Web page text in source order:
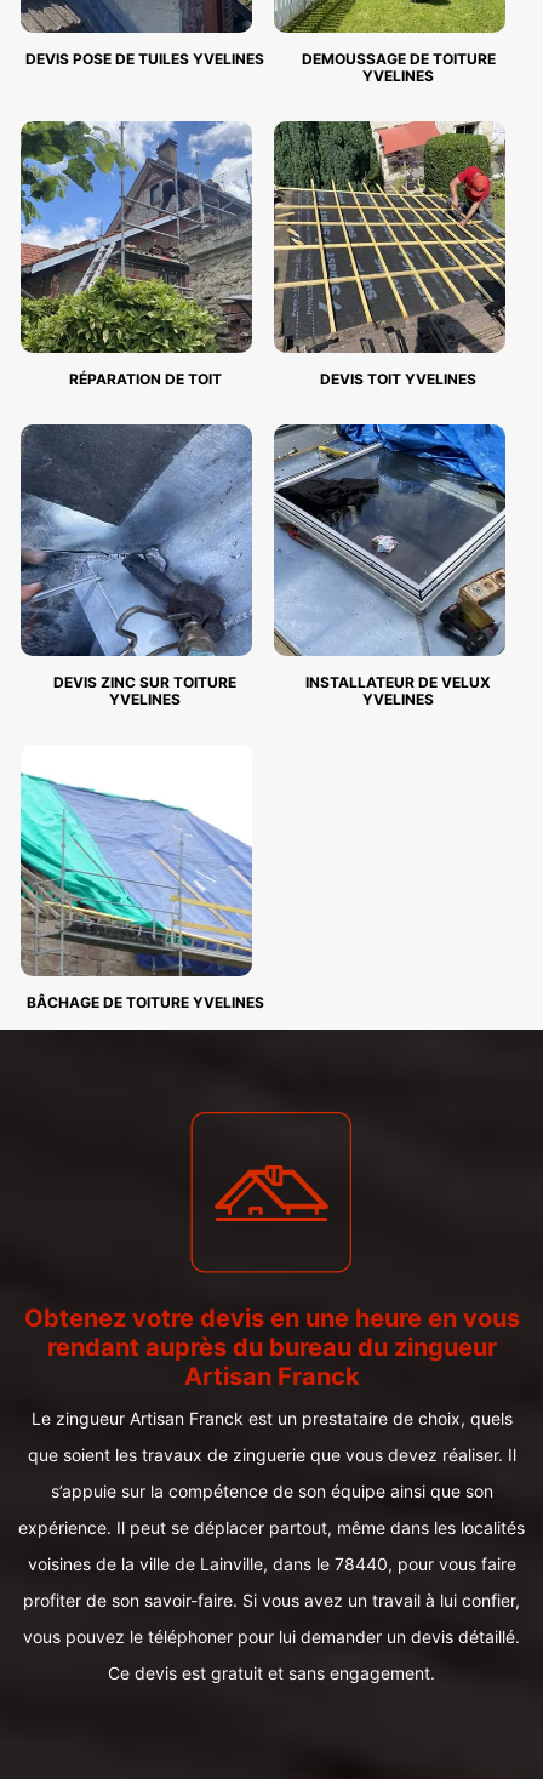
DEVIS POSE DE TUILES YVELINES
DEMOUSSAGE DE TOITURE
YVELINES
RÉPARATION DE TOIT DEVIS TOIT YVELINES
DEVIS ZINC SUR TOITURE
YVELINES
INSTALLATEUR DE VELUX
YVELINES
BÂCHAGE DE TOITURE YVELINES
Obtenez votre devis en une heure en vous
rendant auprès du bureau du zingueur
Artisan Franck
Le zingueur Artisan Franck est un prestataire de choix, quels
que soient les travaux de zinguerie que vous devez réaliser. Il
s’appuie sur la compétence de son équipe ainsi que son
expérience. Il peut se déplacer partout, même dans les localités
voisines de la ville de Lainville, dans le 78440, pour vous faire
profiter de son savoir-faire. Si vous avez un travail à lui confier,
vous pouvez le téléphoner pour lui demander un devis détaillé.
Ce devis est gratuit et sans engagement.